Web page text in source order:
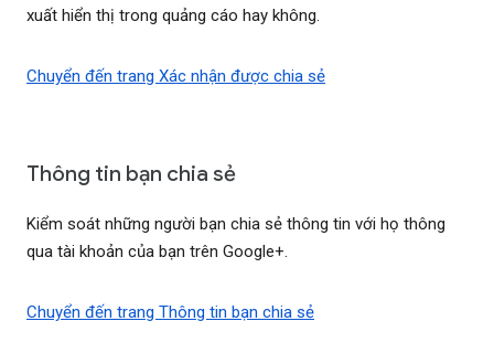
xuất hiển thị trong quảng cáo hay không.
Chuyển đến trang Xác nhận được chia sẻ
Thông tin bạn chia sẻ
Kiểm soát những người bạn chia sẻ thông tin với họ thông
qua tài khoản của bạn trên Google+.
Chuyển đến trang Thông tin bạn chia sẻ